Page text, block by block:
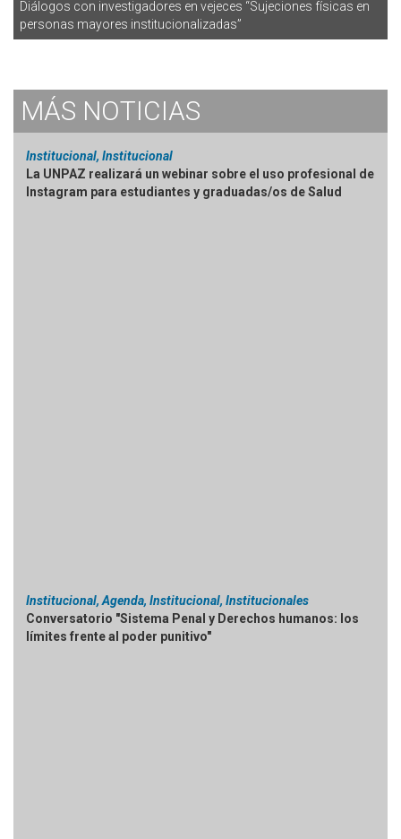
Diálogos con investigadores en vejeces “Sujeciones físicas en
personas mayores institucionalizadas”
MÁS NOTICIAS
Institucional, Institucional
La UNPAZ realizará un webinar sobre el uso profesional de
Instagram para estudiantes y graduadas/os de Salud
Institucional, Agenda, Institucional, Institucionales
Conversatorio "Sistema Penal y Derechos humanos: los
límites frente al poder punitivo"